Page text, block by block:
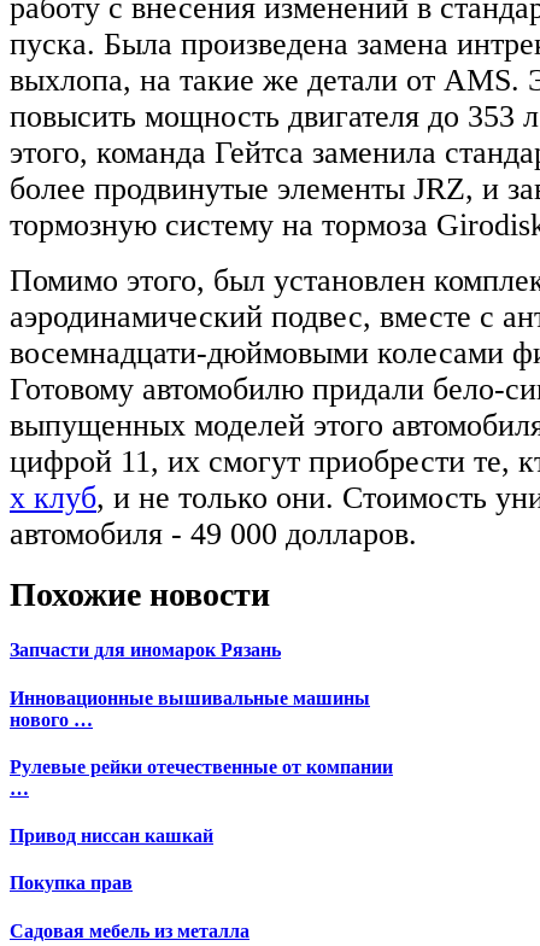
работу с внесения изменений в
пуска. Была произведена замена
выхлопа, на такие же детали от AMS.
повысить мощность двигателя до 353
этого, команда Гейтса заменила
более продвинутые элементы JRZ, и
тормозную систему на тормоза
Помимо этого, был установлен
аэродинамический подвес, вместе с
восемнадцати-дюймовыми колесами
Готовому автомобилю придали бело-
выпущенных моделей этого
цифрой 11, их смогут приобрести те,
х клуб, и не только они. Стоимость
автомобиля - 49 000 долларов.
Похожие новости
Запчасти для иномарок Рязань
Инновационные вышивальные машины
нового …
Рулевые рейки отечественные от компании
…
Привод ниссан кашкай
Покупка прав
Садовая мебель из металла